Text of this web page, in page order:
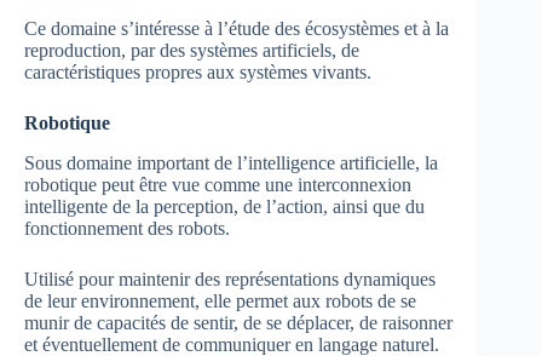
Ce domaine s’intéresse à l’étude des écosystèmes et à la
reproduction, par des systèmes artificiels, de
caractéristiques propres aux systèmes vivants.
Robotique
Sous domaine important de l’intelligence artificielle, la
robotique peut être vue comme une interconnexion
intelligente de la perception, de l’action, ainsi que du
fonctionnement des robots.
Utilisé pour maintenir des représentations dynamiques
de leur environnement, elle permet aux robots de se
munir de capacités de sentir, de se déplacer, de raisonner
et éventuellement de communiquer en langage naturel.